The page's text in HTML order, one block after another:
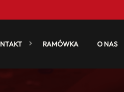
RAMÓWKA O NAS